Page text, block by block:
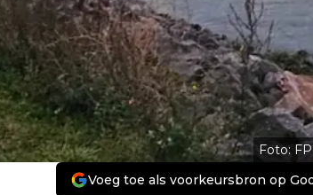
Foto:
Voeg toe als voorkeursbron op